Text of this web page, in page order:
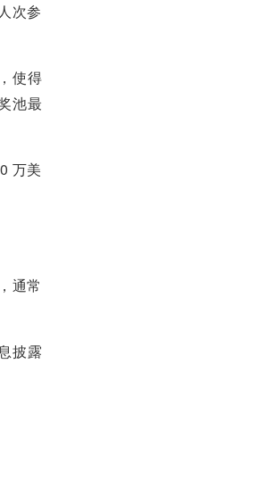
次参
使得
池最
万美
通常
披露